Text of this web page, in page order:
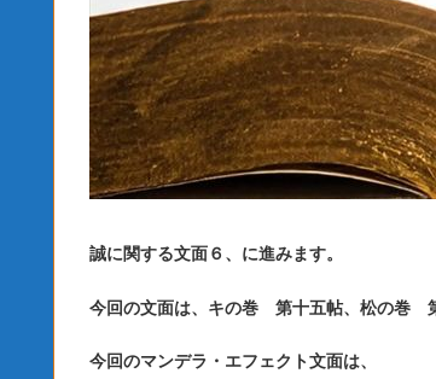
誠に関する文面６、に進みます。
今回の文面は、キの巻 第十五帖、松の巻
今回のマンデラ・エフェクト文面は、